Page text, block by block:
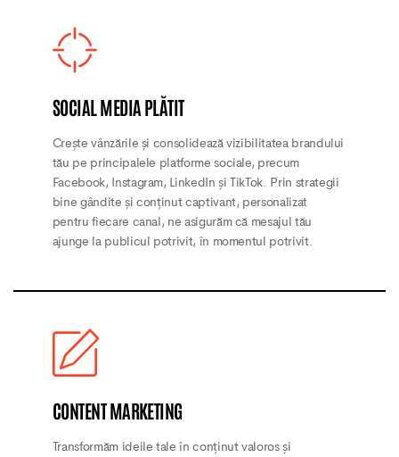
SOCIAL MEDIA PLĂTIT
Crește vânzările și consolidează vizibilitatea brandului
tău pe principalele platforme sociale, precum
Facebook, Instagram, LinkedIn și TikTok. Prin strategii
bine gândite și conținut captivant, personalizat
pentru fiecare canal, ne asigurăm că mesajul tău
ajunge la publicul potrivit, în momentul potrivit.
CONTENT MARKETING
Transformăm ideile tale în conținut valoros și